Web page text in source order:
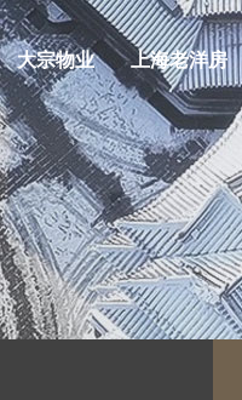
大宗物业 上海老洋房